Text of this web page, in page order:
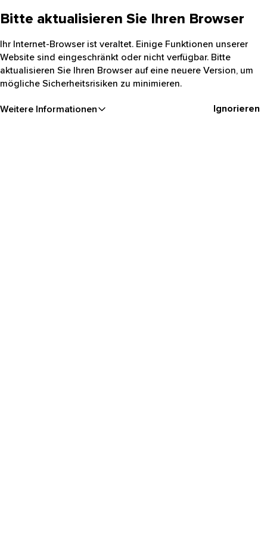
Bitte aktualisieren Sie Ihren Browser
Ihr Internet-Browser ist veraltet. Einige Funktionen unserer
Website sind eingeschränkt oder nicht verfügbar. Bitte
aktualisieren Sie Ihren Browser auf eine neuere Version, um
mögliche Sicherheitsrisiken zu minimieren.
Weitere Informationen Ignorieren